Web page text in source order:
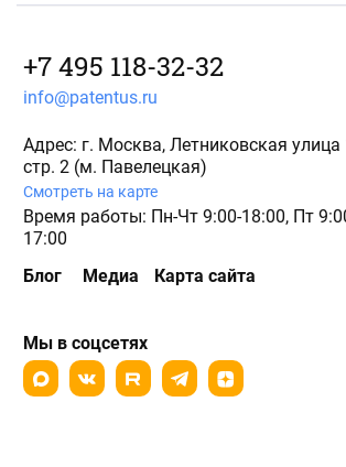
+7 495 118-32-32
info@patentus.ru
Адрес: г. Москва, Летниковская улица
стр. 2 (м. Павелецкая)
Смотреть на карте
Время работы: Пн-Чт 9:00-18:00, Пт
17:00
Блог
Медиа Карта сайта
Мы в соцсетях